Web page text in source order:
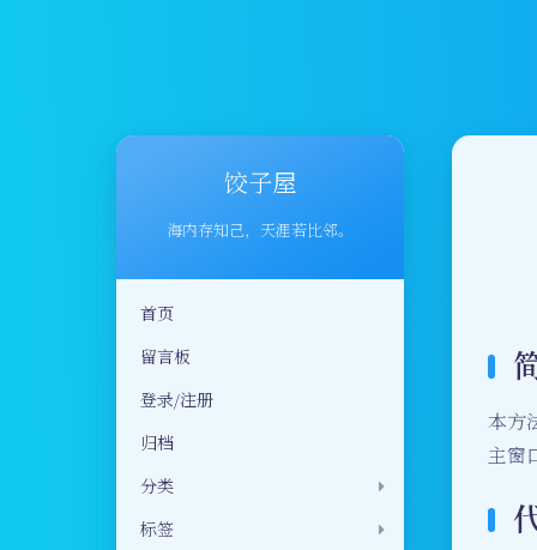
饺子屋
海内存知己，天涯若比邻。
首页
留言板
登录/注册
归档
分类
标签
本方
主窗